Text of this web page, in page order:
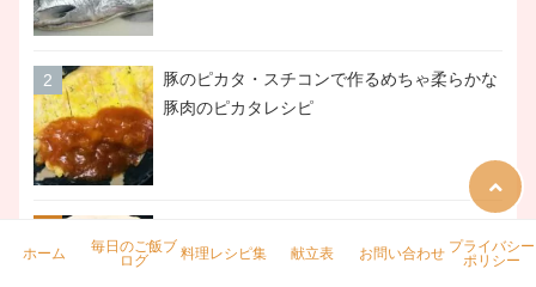
豚のピカタ・スチコンで作るめちゃ柔らかな
豚肉のピカタレシピ
の角煮レシピ
ホーム
毎日のご飯ブ
ログ
料理レシピ集 献立表 お問い合わせ プライバシー
ポリシー